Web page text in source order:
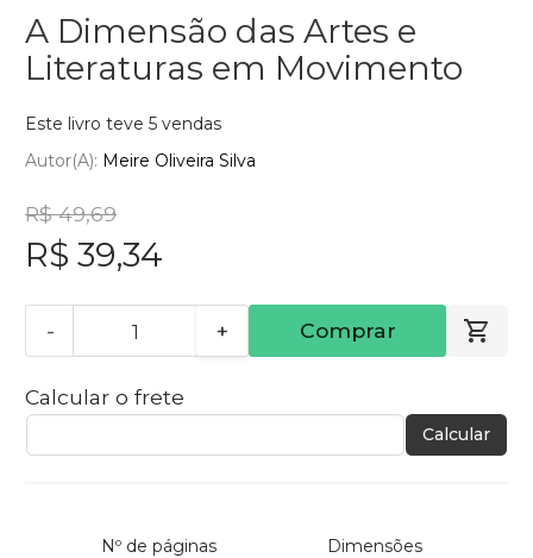
A Dimensão das Artes e
Literaturas em Movimento
Este livro teve 5 vendas
Autor(a): Meire Oliveira Silva
R$ 49,69
R$ 39,34
- + Comprar
Calcular o frete
Calcular
Nº de páginas Dimensões